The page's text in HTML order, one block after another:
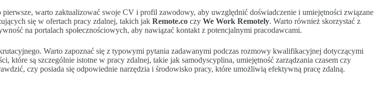
warto zaktualizować swoje CV i profil zawodowy, aby uwzględnić doświadczenie i umiejętności związane
się w ofertach pracy zdalnej, takich jak Remote.co czy We Work Remotely. Warto również skorzystać z
na portalach społecznościowych, aby nawiązać kontakt z potencjalnymi pracodawcami.
Warto zapoznać się z typowymi pytania zadawanymi podczas rozmowy kwalifikacyjnej dotyczącymi
są szczególnie istotne w pracy zdalnej, takie jak samodyscyplina, umiejętność zarządzania czasem czy
czy posiada się odpowiednie narzędzia i środowisko pracy, które umożliwią efektywną pracę zdalną.